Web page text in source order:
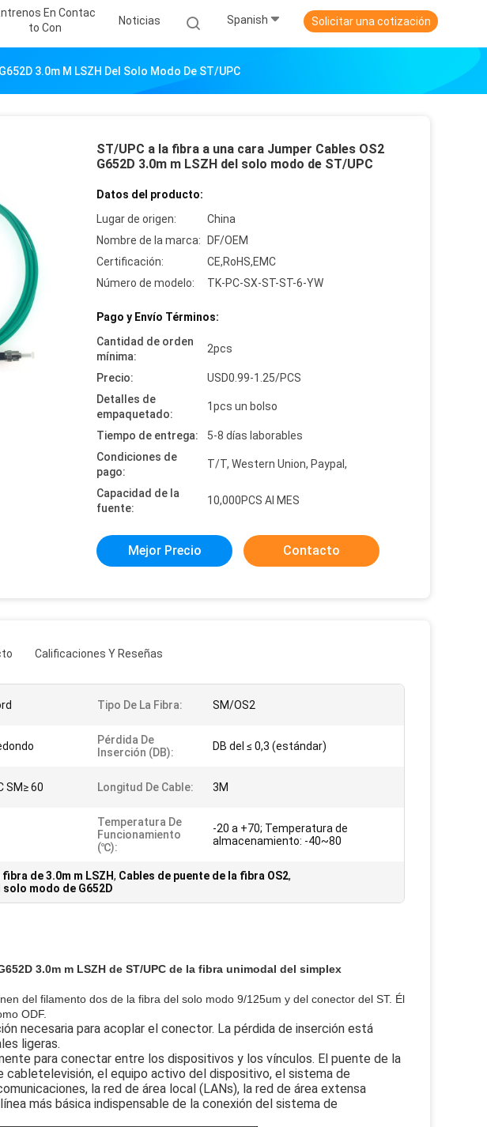
En Contac
To Con
Noticias Spanish Solicitar una cotización
3.0m M LSZH Del Solo Modo De ST/UPC
ST/UPC a la fibra a una cara Jumper Cables OS2
G652D 3.0m m LSZH del solo modo de ST/UPC
Datos del producto:
Lugar de origen:
China
Nombre de la marca:
DF/OEM
Certificación:
CE,RoHS,EMC
Número de modelo:
TK-PC-SX-ST-ST-6-YW
Pago y Envío Términos:
Cantidad de orden
mínima:
2pcs
Precio:
USD0.99-1.25/PCS
Detalles de
empaquetado:
1pcs un bolso
Tiempo de entrega:
5-8 días laborables
Condiciones de
pago:
T/T, Western Union, Paypal,
Capacidad de la
fuente:
10,000PCS Al MES
Mejor Precio Contacto
Calificaciones Y Reseñas
Tipo De La Fibra: SM/OS2
Pérdida De
Inserción (DB):
DB del ≤ 0,3 (estándar)
SM≥ 60 Longitud De Cable: 3M
Temperatura De
Funcionamiento
(℃):
-20 a +70; Temperatura de
almacenamiento: -40~80
de 3.0m m LSZH, Cables de puente de la fibra OS2,
modo de G652D
3.0m m LSZH de ST/UPC de la fibra unimodal del simplex
del filamento dos de la fibra del solo modo 9/125um y del conector del ST. Él
ODF.
necesaria para acoplar el conector. La pérdida de inserción está
ligeras.
para conectar entre los dispositivos y los vínculos. El puente de la
el equipo activo del dispositivo, el sistema de
la red de área local (LANs), la red de área extensa
más básica indispensable de la conexión del sistema de